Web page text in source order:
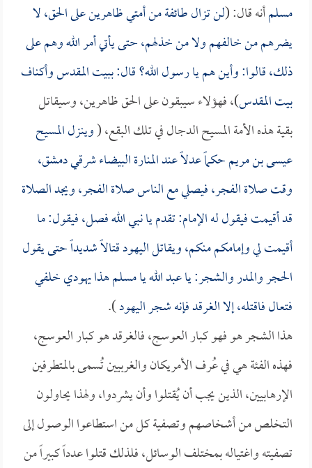
مسلمأنه قال: (لن تزال طائفة من أمتي ظاهرين على الحق، لا
يضرهم من خالفهم ولا من خذلهم، حتى يأتي أمر الله وهم على
ذلك، قالوا: وأين هم يا رسول الله؟ قال: ببيت المقدس وأكناف
بيت المقدس)، فهؤلاء سيبقون على الحق ظاهرين، وسيقاتل
بقية هذه الأمة المسيح الدجال في تلك البقع، (وينزل المسيح
عيسى بن مريم حكماً عدلاً عند المنارة البيضاء شرقي دمشق،
وقت صلاة الفجر، فيصلي مع الناس صلاة الفجر، ويجد الصلاة
قد أقيمت فيقول له الإمام: تقدم يا نبي الله فصل، فيقول: ما
أقيمت لي وإمامكم منكم، ويقاتل اليهود قتالاً شديداً حتى يقول
الحجر والمدر والشجر: يا عبد الله يا مسلم هذا يهودي خلفي
فتعال فاقتله، إلا الغرقد فإنه شجر اليهود).
هذا الشجر هو فهو كبار العوسج، فالغرقد هو كبار العوسج،
فهذه الفئة هي في عُرف الأمريكان والغربيين تُسمى بالمتطرفين
الإرهابيين، الذين يجب أن يُقتلوا وأن يشردوا، ولهذا يحاولون
التخلص من أشخاصهم وتصفية كل من استطاعوا الوصول إلى
تصفيته واغتياله بمختلف الوسائل، فلذلك قتلوا عدداً كبيراً من